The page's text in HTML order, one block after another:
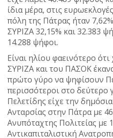
ίδια μέρα, στις
πόλη της Πάτρας ήταν
ΣΥΡΙΖΑ 32,15% και 32.383
14.288 ψήφοι.
Είναι ηλίου φαεινότερο
ΣΥΡΙΖΑ και του ΠΑΣΟΚ
πρώτο γύρο να ψηφίσουν
περισσότεροι στο δεύτερο
Πελετίδης είχε την
Ανταρσίας στην Πάτρα με
Ανυπόταχτης Πολιτείας με
Αντικαπιταλιστική